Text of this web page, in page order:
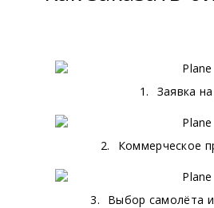
1. Заявка
2. Коммерческое
3. Выбор самолёта